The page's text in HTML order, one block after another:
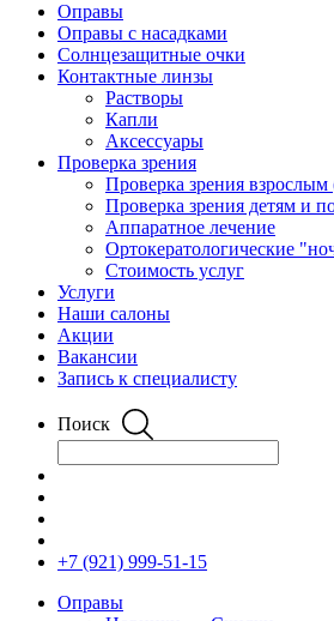
Оправы
Оправы с насадками
Солнцезащитные очки
Контактные линзы
Растворы
Капли
Аксессуары
Проверка зрения
Проверка зрения взрослым
Проверка зрения детям и
Аппаратное лечение
Ортокератологические
Стоимость услуг
Услуги
Наши салоны
Акции
Вакансии
Запись к специалисту
Поиск
+7 (921) 999-51-15
Оправы